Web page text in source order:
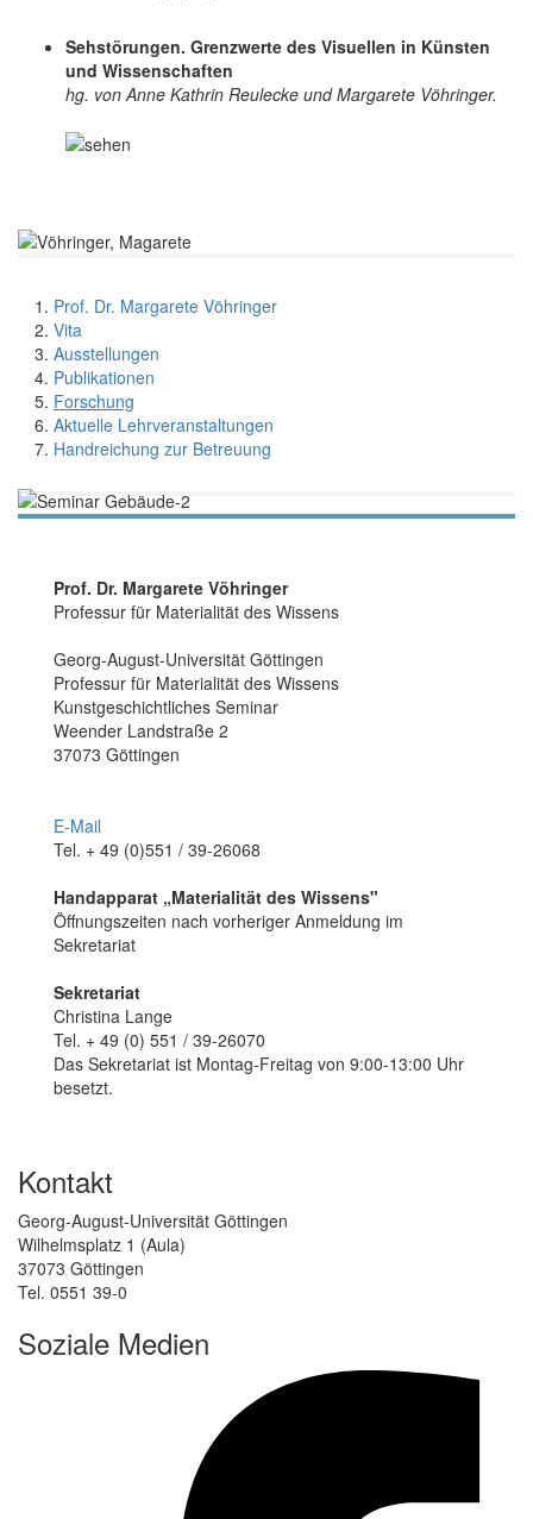
Sehstörungen. Grenzwerte des Visuellen in Künsten
und Wissenschaften
hg. von Anne Kathrin Reulecke und Margarete Vöhringer.
Prof. Dr. Margarete Vöhringer
Vita
Ausstellungen
Publikationen
Forschung
Aktuelle Lehrveranstaltungen
Handreichung zur Betreuung
Prof. Dr. Margarete Vöhringer
Profes­sur für Ma­te­ri­alität des Wis­sens
Georg-August-Universität Göttingen
Professur für Materialität des Wissens
Kunst­geschichtliches Se­minar
Weender Landstraße 2
37073 Göttingen
E-Mail
Tel. + 49 (0)551 / 39-26068
Handapparat „Materialität des Wissens"
Öffnungszeiten nach vorheriger Anmeldung im
Sekretariat
Sekretariat
Christina Lange
Tel. + 49 (0) 551 / 39-26070
Das Sekretariat ist Montag-Freitag von 9:00-13:00 Uhr
besetzt.
Kontakt
Georg-August-Universität Göttingen
Wilhelmsplatz 1 (Aula)
37073 Göttingen
Tel. 0551 39-0
Soziale Medien